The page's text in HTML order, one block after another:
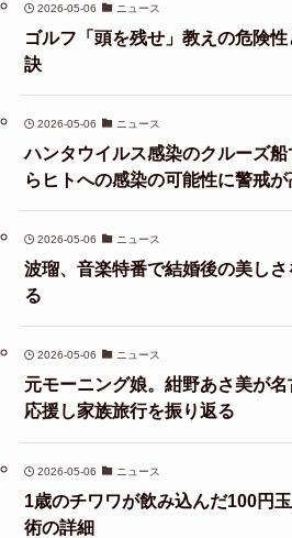
2026-05-06 ニュース
ゴルフ「頭を残せ」教えの危険
訣
2026-05-06 ニュース
ハンタウイルス感染のクルーズ
らヒトへの感染の可能性に警戒が
2026-05-06 ニュース
波瑠、音楽特番で結婚後の美し
る
2026-05-06 ニュース
元モーニング娘。紺野あさ美が
応援し家族旅行を振り返る
2026-05-06 ニュース
1歳のチワワが飲み込んだ100円
術の詳細